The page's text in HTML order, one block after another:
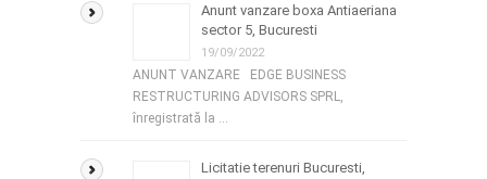
Anunt vanzare boxa Antiaeriana
sector 5, Bucuresti
19/09/2022
ANUNT VANZARE EDGE BUSINESS
RESTRUCTURING ADVISORS SPRL,
înregistrată la …
Licitatie terenuri Bucuresti,